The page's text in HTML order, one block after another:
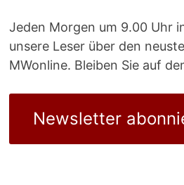
Jeden Morgen um 9.00 Uhr
unsere Leser über den
MWonline. Bleiben Sie auf
Newsletter